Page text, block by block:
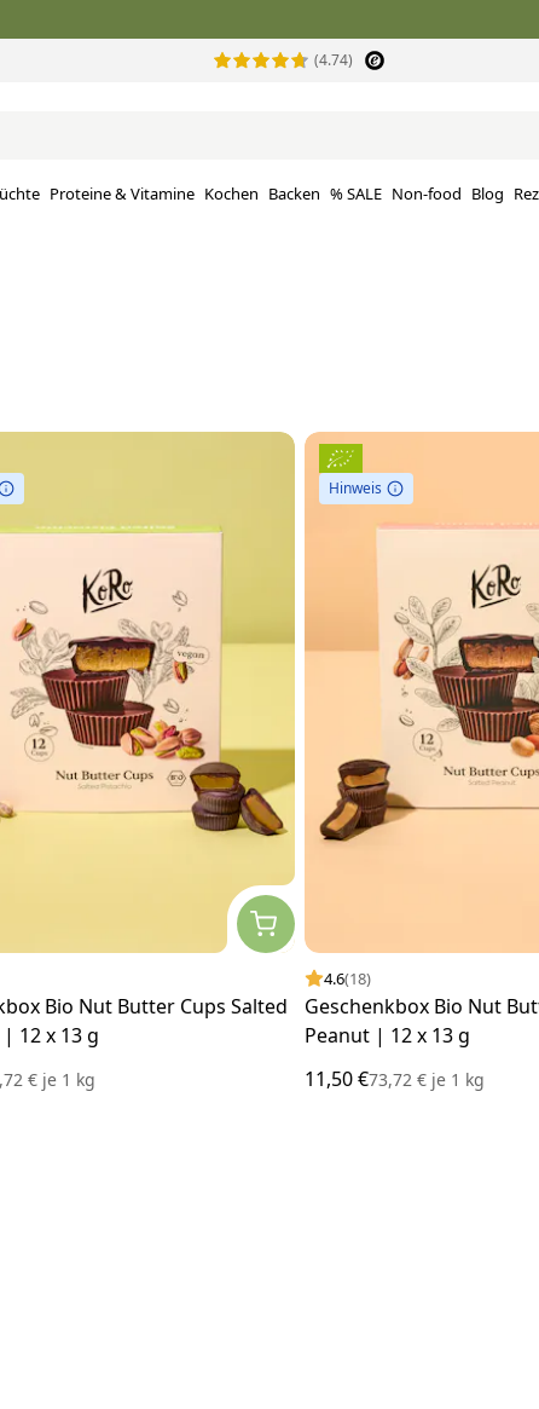
(4.74)
Proteine ​​& Vitamine Kochen Backen % SALE Non-food Blog
Bio Nut Butter Cups Salted
12 x 13 g
€ je 1 kg
Hinweis
4.6(18)
Geschenkbox Bio Nut
Peanut | 12 x 13 g
11,50 €73,72 € je 1 kg